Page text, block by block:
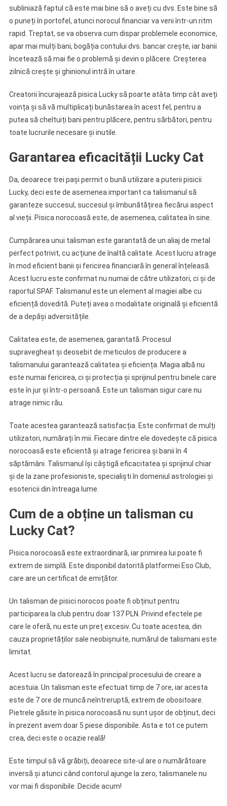
subliniază faptul că este mai bine să o aveți cu dvs. Este bine să
o puneți în portofel, atunci norocul financiar va veni într-un ritm
rapid. Treptat, se va observa cum dispar problemele economice,
apar mai mulți bani, bogăția contului dvs. bancar crește, iar banii
încetează să mai fie o problemă și devin o plăcere. Creșterea
zilnică crește și ghinionul intră în uitare.
Creatorii încurajează pisica Lucky să poarte atâta timp cât aveți
voința și să vă multiplicați bunăstarea în acest fel, pentru a
putea să cheltuiți bani pentru plăcere, pentru sărbători, pentru
toate lucrurile necesare și inutile.
Garantarea eficacității Lucky Cat
Da, deoarece trei pași permit o bună utilizare a puterii pisicii
Lucky, deci este de asemenea important ca talismanul să
garanteze succesul, succesul și îmbunătățirea fiecărui aspect
al vieții. Pisica norocoasă este, de asemenea, calitatea în sine.
Cumpărarea unui talisman este garantată de un aliaj de metal
perfect potrivit, cu acțiune de înaltă calitate. Acest lucru atrage
în mod eficient banii și fericirea financiară în general înțeleasă.
Acest lucru este confirmat nu numai de către utilizatori, ci și de
raportul SPAF. Talismanul este un element al magiei albe cu
eficiență dovedită. Puteți avea o modalitate originală și eficientă
de a depăși adversitățile.
Calitatea este, de asemenea, garantată. Procesul
supravegheat și deosebit de meticulos de producere a
talismanului garantează calitatea și eficiența. Magia albă nu
este numai fericirea, ci și protecția și sprijinul pentru binele care
este în jur și într-o persoană. Este un talisman sigur care nu
atrage nimic rău.
Toate acestea garantează satisfacția. Este confirmat de mulți
utilizatori, numărați în mii. Fiecare dintre ele dovedește că pisica
norocoasă este eficientă și atrage fericirea și banii în 4
săptămâni. Talismanul își câștigă eficacitatea și sprijinul chiar
și de la zane profesioniste, specialiști în domeniul astrologiei și
esotericii din întreaga lume.
Cum de a obține un talisman cu
Lucky Cat?
Pisica norocoasă este extraordinară, iar primirea lui poate fi
extrem de simplă. Este disponibil datorită platformei Eso Club,
care are un certificat de emițător.
Un talisman de pisici norocos poate fi obținut pentru
participarea la club pentru doar 137 PLN. Privind efectele pe
care le oferă, nu este un preț excesiv. Cu toate acestea, din
cauza proprietăților sale neobișnuite, numărul de talismani este
limitat.
Acest lucru se datorează în principal procesului de creare a
acestuia. Un talisman este efectuat timp de 7 ore, iar acesta
este de 7 ore de muncă neîntreruptă, extrem de obositoare.
Pietrele găsite în pisica norocoasă nu sunt ușor de obținut, deci
în prezent avem doar 5 piese disponibile. Asta e tot ce putem
crea, deci este o ocazie reală!
Este timpul să vă grăbiți, deoarece site-ul are o numărătoare
inversă și atunci când contorul ajunge la zero, talismanele nu
vor mai fi disponibile. Decide acum!